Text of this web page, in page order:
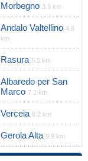
Morbegno 3.6 km
Andalo Valtellino 4.8
km
Rasura 5.5 km
Albaredo per San
Marco 7.1 km
Verceia 8.2 km
Gerola Alta 9.9 km